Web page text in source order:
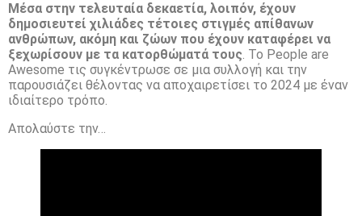
Μέσα στην τελευταία δεκαετία, λοιπόν, έχουν
δημοσιευτεί χιλιάδες τέτοιες στιγμές απίθανων
ανθρώπων, ακόμη και ζώων που έχουν καταφέρει να
ξεχωρίσουν με τα κατορθώματά τους. Το People are
Awesome τις συγκέντρωσε σε μια συλλογή και την
παρουσιάζει θέλοντας να αποχαιρετίσει το 2024 με έναν
ιδιαίτερο τρόπο.
Απολαύστε την…